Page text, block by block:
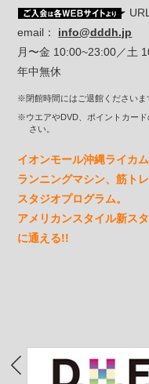
email： info@dddh.jp
月〜金 10:00~23:00／土
年中無休
※閉館時間にはご退館くださいま
※ウエアやDVD、ポイントカー
さい。
イオンモール沖縄ライカ
ランニングマシン、筋ト
スタジオプログラム。
アメリカンスタイル新ス
に通える!!